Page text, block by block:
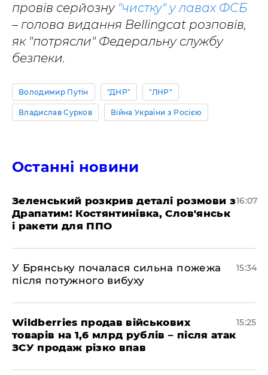
провів серйозну "чистку" у лавах ФСБ
– голова видання Bellingcat розповів,
як "потрясли" Федеральну службу
безпеки.
Володимир Путін "ДНР" "ЛНР"
Владислав Сурков Війна України з Росією
Останні новини
Зеленський розкрив деталі розмови з
Драпатим: Костянтинівка, Слов'янськ
і ракети для ППО
16:07
У Брянську почалася сильна пожежа
після потужного вибуху
15:34
Wildberries продав військових
товарів на 1,6 млрд рублів – після атак
ЗСУ продаж різко впав
15:25